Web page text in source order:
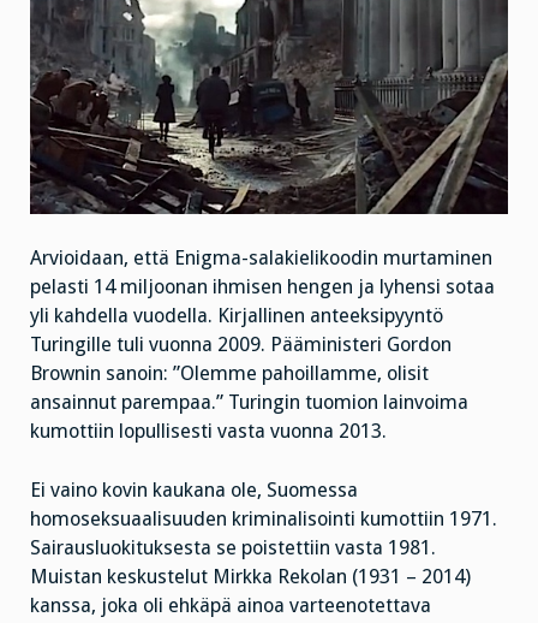
Arvioidaan, että Enigma-salakielikoodin murtaminen
pelasti 14 miljoonan ihmisen hengen ja lyhensi sotaa
yli kahdella vuodella. Kirjallinen anteeksipyyntö
Turingille tuli vuonna 2009. Pääministeri Gordon
Brownin sanoin: ”Olemme pahoillamme, olisit
ansainnut parempaa.” Turingin tuomion lainvoima
kumottiin lopullisesti vasta vuonna 2013.
Ei vaino kovin kaukana ole, Suomessa
homoseksuaalisuuden kriminalisointi kumottiin 1971.
Sairausluokituksesta se poistettiin vasta 1981.
Muistan keskustelut Mirkka Rekolan (1931 – 2014)
kanssa, joka oli ehkäpä ainoa varteenotettava